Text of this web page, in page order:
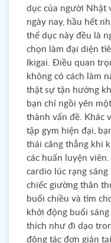
dục của người Nhật
ngày nay, hầu hết
thể dục này đều là
chọn làm đại diện
Ikigai. Điều quan
không có cách làm
thật sự tận hưởng
bạn chỉ ngồi yên
thành vấn đề. Khác
tập gym hiện đại,
thái căng thẳng khi
các huấn luyện
cardio lúc rạng
chiếc giường thân
buổi chiều và tìm
khởi động buổi
thích như đi dạo
động tác đơn giản